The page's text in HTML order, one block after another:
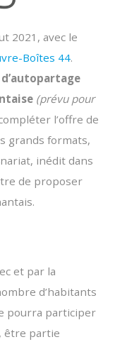
2021, avec le
Boîtes 44.
(prévu pour
l’offre de
grands formats,
inédit dans
de proposer
et par la
d’habitants
pourra participer
être partie